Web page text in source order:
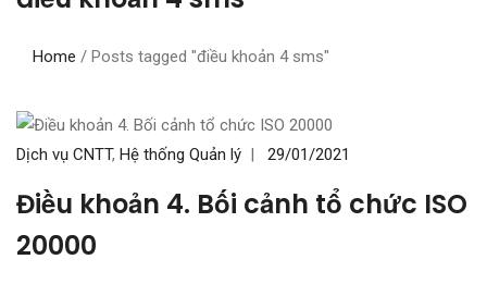
Home / Posts tagged "điều khoản 4 sms"
Dịch vụ CNTT, Hệ thống Quản lý | 29/01/2021
Điều khoản 4. Bối cảnh tổ chức ISO
20000